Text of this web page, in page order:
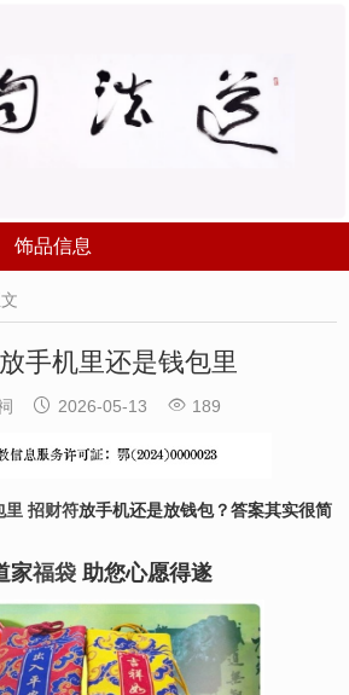
饰品信息
手机里还是钱包里
 2026-05-13  189
里 招财符放手机还是放钱包？答案其实很简
家福袋助您心愿得遂